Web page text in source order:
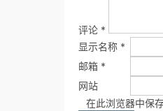
评论 *
显示名称 *
邮箱 *
网站
在此浏览器中保